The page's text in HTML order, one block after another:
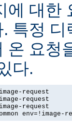
에 대한
특정
온 요청
다.
request
request
request
env=!image-